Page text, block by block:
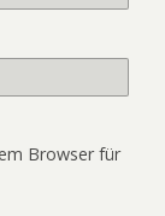
Browser für